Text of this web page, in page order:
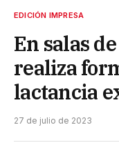
EDICIÓN IMPRESA
En salas
realiza
lactancia
27 de julio de 2023